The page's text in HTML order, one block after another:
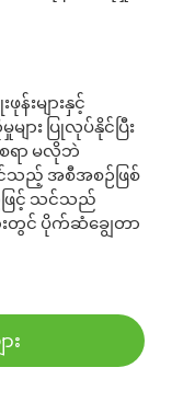
းများနှင့်
ျား ပြုလုပ်နိုင်ပြီး
ရာ မလိုဘဲ
သည့် အစီအစဉ်ဖြစ်
ဖြင့် သင်သည်
းတွင် ပိုက်ဆံချွေတာ
း